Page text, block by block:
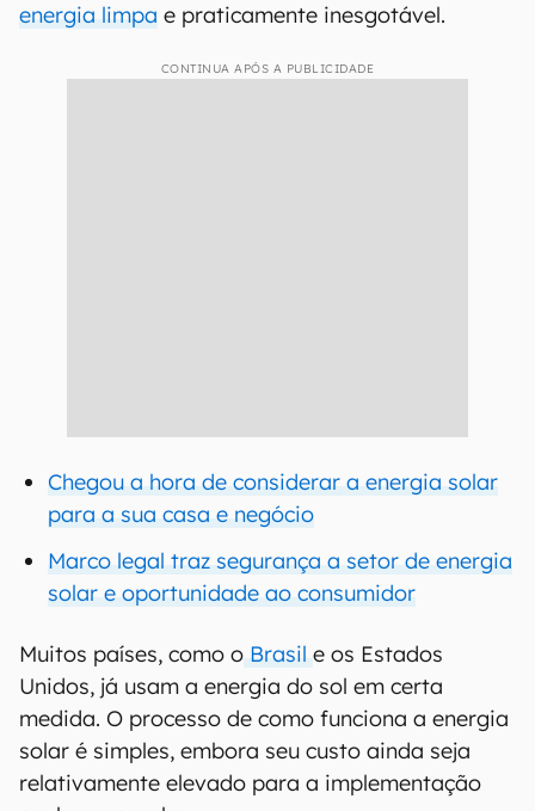
energia limpa e praticamente inesgotável.
CONTINUA APÓS A PUBLICIDADE
Chegou a hora de considerar a energia solar
para a sua casa e negócio
Marco legal traz segurança a setor de energia
solar e oportunidade ao consumidor
Muitos países, como o Brasil e os Estados
Unidos, já usam a energia do sol em certa
medida. O processo de como funciona a energia
solar é simples, embora seu custo ainda seja
relativamente elevado para a implementação